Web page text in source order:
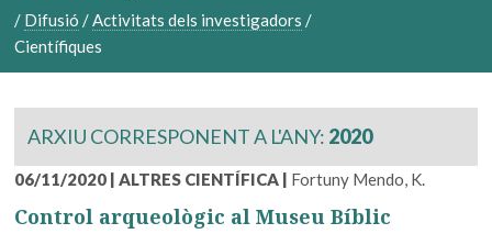
/ Difusió /Activitats dels investigadors /
Científiques
ARXIU CORRESPONENT A L'ANY: 2020
06/11/2020 |ALTRES CIENTÍFICA | Fortuny Mendo, K.
Control arqueològic al Museu Bíblic